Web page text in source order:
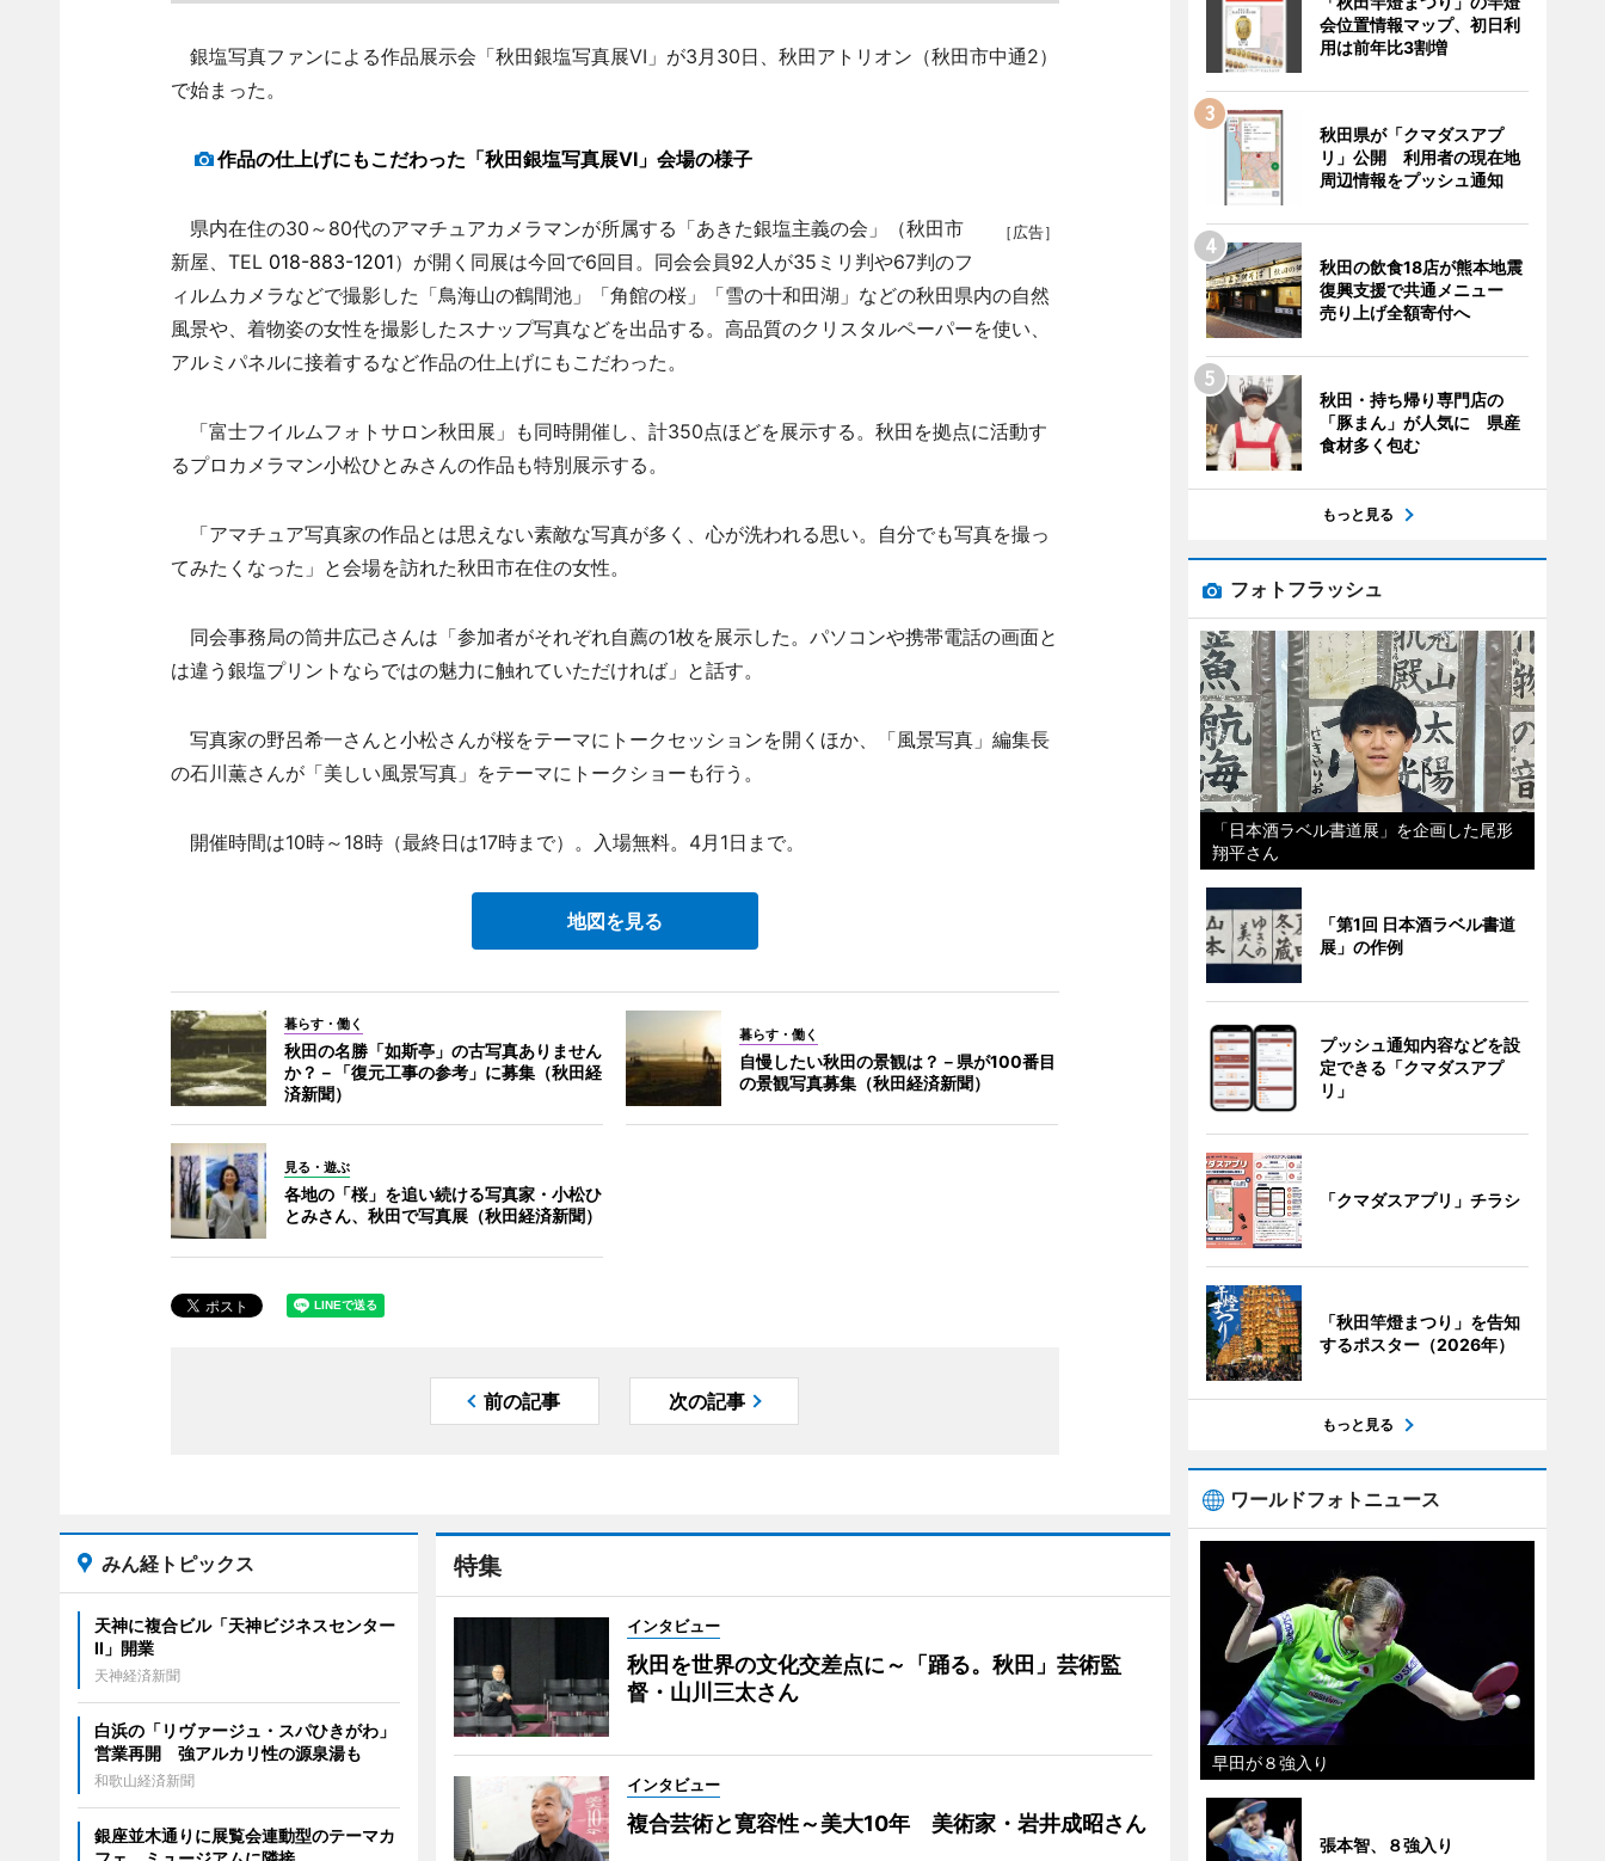
銀塩写真ファンによる作品展示会「秋田銀塩写真展VI」が3月30日、秋田アトリオン（秋田市中通2）
で始まった。
作品の仕上げにもこだわった「秋田銀塩写真展VI」会場の様子
［広告］
県内在住の30～80代のアマチュアカメラマンが所属する「あきた銀塩主義の会」（秋田市
新屋、TEL 018-883-1201）が開く同展は今回で6回目。同会会員92人が35ミリ判や67判のフ
ィルムカメラなどで撮影した「鳥海山の鶴間池」「角館の桜」「雪の十和田湖」などの秋田県内の自然
風景や、着物姿の女性を撮影したスナップ写真などを出品する。高品質のクリスタルペーパーを使い、
アルミパネルに接着するなど作品の仕上げにもこだわった。
「富士フイルムフォトサロン秋田展」も同時開催し、計350点ほどを展示する。秋田を拠点に活動す
るプロカメラマン小松ひとみさんの作品も特別展示する。
「アマチュア写真家の作品とは思えない素敵な写真が多く、心が洗われる思い。自分でも写真を撮っ
てみたくなった」と会場を訪れた秋田市在住の女性。
同会事務局の筒井広己さんは「参加者がそれぞれ自薦の1枚を展示した。パソコンや携帯電話の画面と
は違う銀塩プリントならではの魅力に触れていただければ」と話す。
写真家の野呂希一さんと小松さんが桜をテーマにトークセッションを開くほか、「風景写真」編集長
の石川薫さんが「美しい風景写真」をテーマにトークショーも行う。
開催時間は10時～18時（最終日は17時まで）。入場無料。4月1日まで。
地図を見る
暮らす・働く
秋田の名勝「如斯亭」の古写真ありません
か？－「復元工事の参考」に募集（秋田経
済新聞）
暮らす・働く
自慢したい秋田の景観は？－県が100番目
の景観写真募集（秋田経済新聞）
見る・遊ぶ
各地の「桜」を追い続ける写真家・小松ひ
とみさん、秋田で写真展（秋田経済新聞）
前の記事 次の記事
特集
インタビュー
秋田を世界の文化交差点に～「踊る。秋田」芸術監
督・山川三太さん
インタビュー
複合芸術と寛容性～美大10年 美術家・岩井成昭さん
みん経トピックス
天神に複合ビル「天神ビジネスセンター
II」開業
天神経済新聞
白浜の「リヴァージュ・スパひきがわ」
営業再開 強アルカリ性の源泉湯も
和歌山経済新聞
銀座並木通りに展覧会連動型のテーマカ
会位置情報マップ、初日利
用は前年比3割増
秋田県が「クマダスアプ
リ」公開 利用者の現在地
周辺情報をプッシュ通知
秋田の飲食18店が熊本地震
復興支援で共通メニュー
売り上げ全額寄付へ
秋田・持ち帰り専門店の
「豚まん」が人気に 県産
食材多く包む
もっと見る
フォトフラッシュ
「日本酒ラベル書道展」を企画した尾形
翔平さん
「第1回 日本酒ラベル書道
展」の作例
プッシュ通知内容などを設
定できる「クマダスアプ
リ」
「クマダスアプリ」チラシ
「秋田竿燈まつり」を告知
するポスター（2026年）
もっと見る
ワールドフォトニュース
早田が８強入り
張本智、８強入り